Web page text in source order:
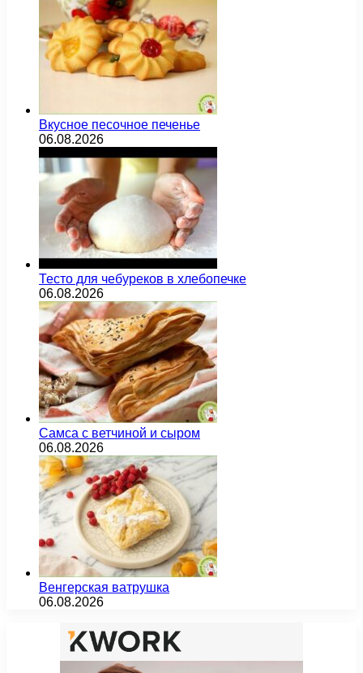
Вкусное песочное печенье
06.08.2026
Тесто для чебуреков в хлебопечке
06.08.2026
Самса с ветчиной и сыром
06.08.2026
Венгерская ватрушка
06.08.2026